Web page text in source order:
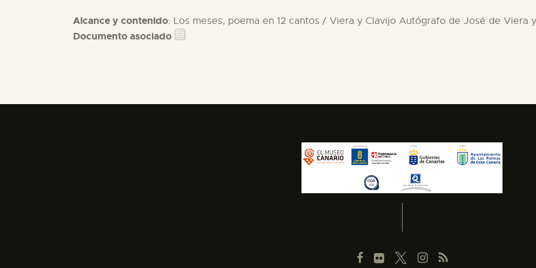
Alcance y contenido: Los meses, poema en 12 cantos / Viera y Clavijo Autógrafo de José de Viera
Documento asociado